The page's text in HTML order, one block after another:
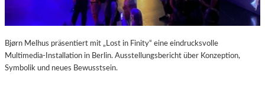
Bjørn Melhus präsentiert mit „Lost in Finity“ eine eindrucksvolle
Multimedia-Installation in Berlin. Ausstellungsbericht über Konzeption,
Symbolik und neues Bewusstsein.